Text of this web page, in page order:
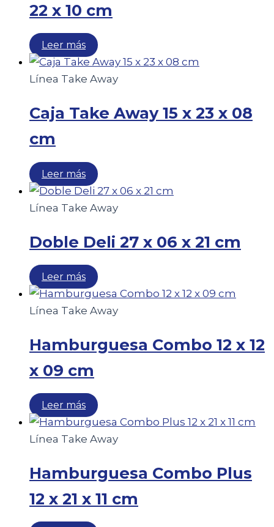
22 x 10 cm
Leer más
Línea Take Away
Caja Take Away 15 x 23 x 08
cm
Leer más
Línea Take Away
Doble Deli 27 x 06 x 21 cm
Leer más
Línea Take Away
Hamburguesa Combo 12 x 12
x 09 cm
Leer más
Línea Take Away
Hamburguesa Combo Plus
12 x 21 x 11 cm